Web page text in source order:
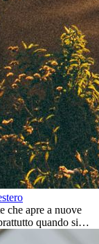
che apre a nuove
quando si
per